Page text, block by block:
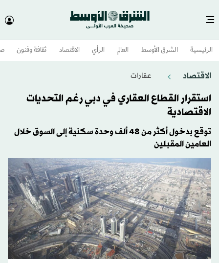
الرئيسية الشرق الأوسط​ العالم الرأي الاقتصاد ثقافة وفنون
الاقتصاد عقارات
استقرار القطاع العقاري في دبي رغم التحديات
الاقتصادية
توقع بدخول أكثر من 48 ألف وحدة سكنية إلى السوق خلال
العامين المقبلين